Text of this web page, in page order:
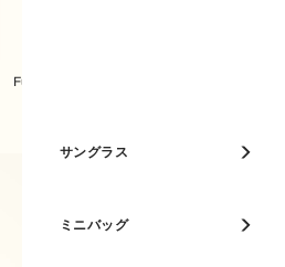
ミニバッグ
キーケース
サングラス
Furla Divide It トートバッグ S